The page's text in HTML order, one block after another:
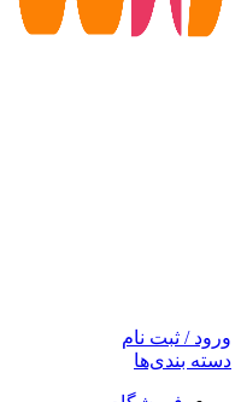
ورود / ثبت نام
دسته بندی‌ها